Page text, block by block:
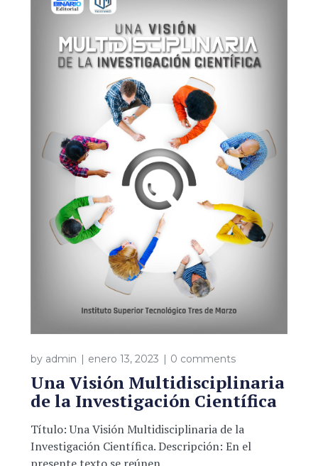
by admin enero 13, 2023 0 comments
Una Visión Multidisciplinaria
de la Investigación Científica
Título: Una Visión Multidisciplinaria de la
Investigación Científica. Descripción: En el